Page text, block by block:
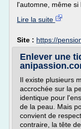
l'automne, même si
Lire la suite
Site : https://
Enlever une
Il existe plusieurs
accrochée sur la
identique pour
de la peau. Mais
convient de
contraire, la tête